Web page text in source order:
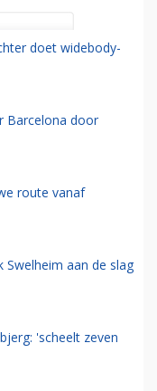
doet widebody-
Barcelona door
route vanaf
Swelheim aan de slag
'scheelt zeven